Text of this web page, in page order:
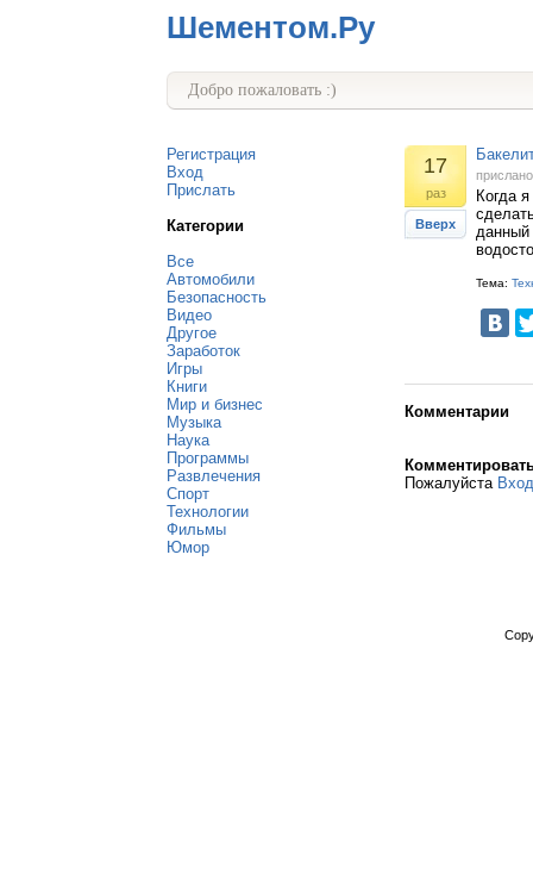
Шементом.Ру
Добро пожаловать :)
Регистрация
Вход
Прислать
Категории
Все
Автомобили
Безопасность
Видео
Другое
Заработок
Игры
Книги
Мир и бизнес
Музыка
Наука
Программы
Развлечения
Спорт
Технологии
Фильмы
Юмор
17
раз
Вверх
Когда
данный
Тема:
Комментарии
Пожалуйста Вход